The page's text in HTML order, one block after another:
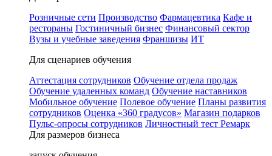
Розничные сети Производство Фармацевтика Кафе и
рестораны Гостиничный бизнес Финансовый сектор
Вузы и учебные заведения Франшизы ИТ
Для сценариев обучения
Аттестация сотрудников Обучение отдела продаж
Обучение удаленных команд Обучение наставников
Мобильное обучение Полевое обучение Планы развития
сотрудников Оценка «360 градусов» Магазин подарков
Пульс-опросы сотрудников Личностный тест Ремарк
Для размеров бизнеса